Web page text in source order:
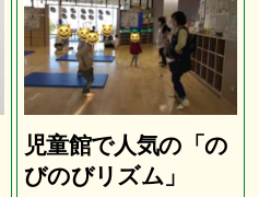
児童館で人気の「の
びのびリズム」